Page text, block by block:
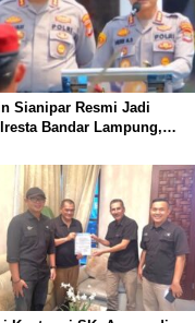
Sianipar Resmi Jadi
Bandar Lampung,